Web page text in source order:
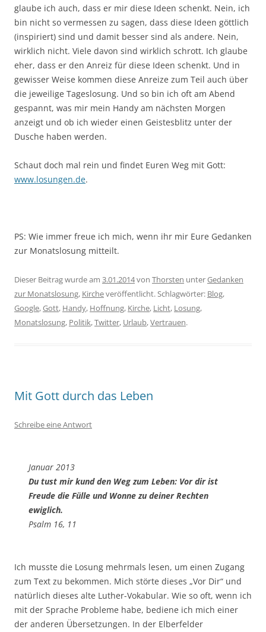
glaube ich auch, dass er mir diese Ideen schenkt. Nein, ich
bin nicht so vermessen zu sagen, dass diese Ideen göttlich
(inspiriert) sind und damit besser sind als andere. Nein,
wirklich nicht. Viele davon sind wirklich schrott. Ich glaube
eher, dass er den Anreiz für diese Ideen schenkt. Und in
gewisser Weise kommen diese Anreize zum Teil auch über
die jeweilige Tageslosung. Und so bin ich oft am Abend
gespannt, was mir mein Handy am nächsten Morgen
anzeigt und ob ich wieder einen Geistesblitz unter der
Dusche haben werden.
Schaut doch mal rein und findet Euren Weg mit Gott:
www.losungen.de.
PS: Wie immer freue ich mich, wenn ihr mir Eure Gedanken
zur Monatslosung mitteilt.
Dieser Beitrag wurde am 3.01.2014von Thorsten unterGedanken
zur Monatslosung, Kircheveröffentlicht. Schlagwörter: Blog,
Google,Gott, Handy, Hoffnung, Kirche, Licht, Losung,
Monatslosung, Politik,Twitter, Urlaub,Vertrauen.
Mit Gott durch das Leben
Schreibe eine Antwort
Januar 2013
Du tust mir kund den Weg zum Leben: Vor dir ist
Freude die Fülle und Wonne zu deiner Rechten
ewiglich.
Psalm 16, 11
Ich musste die Losung mehrmals lesen, um einen Zugang
zum Text zu bekommen. Mich störte dieses „Vor Dir“ und
natürlich dieses alte Luther-Vokabular. Wie so oft, wenn ich
mit der Sprache Probleme habe, bediene ich mich einer
der anderen Übersetzungen. In der Elberfelder